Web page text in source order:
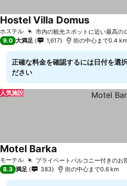
ホステル 市内の観光スポットに近い最高の
Hostel Villa Domus
9.0 大満足 1,617 街の中心まで0.4 km
正確な料金を確認するには日付を選
ださい
人気施設
モーテル プライベートバルコニー付きのお
Motel Barka
8.3 満足 383 街の中心まで0.6 km